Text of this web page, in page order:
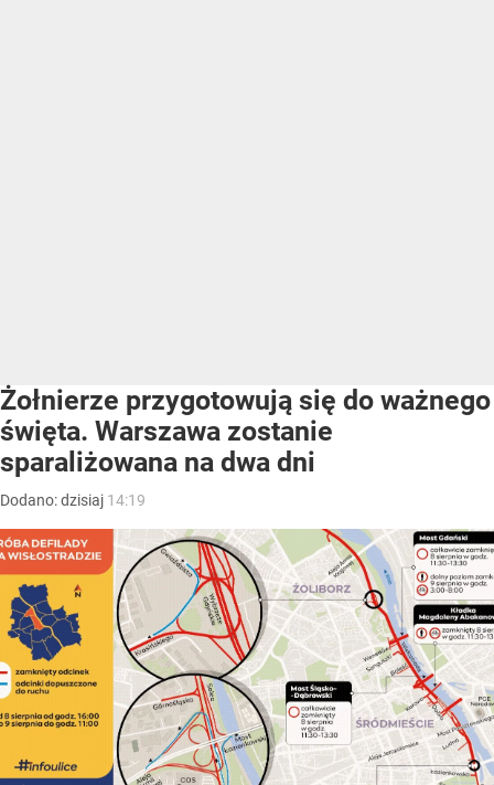
Żołnierze przygotowują się do ważnego
święta. Warszawa zostanie
sparaliżowana na dwa dni
Dodano:dzisiaj 14:19